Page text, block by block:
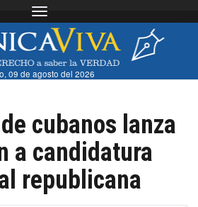
Toggle navigation
09 de agosto del 2026
cubanos lanza
a candidatura
republicana